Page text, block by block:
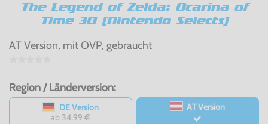
The Legend of Zelda: Ocarina of
Time 3D [Nintendo Selects]
AT Version, mit OVP, gebraucht
Region / Länderversion:
DE Version
ab 34,99 €
AT Version